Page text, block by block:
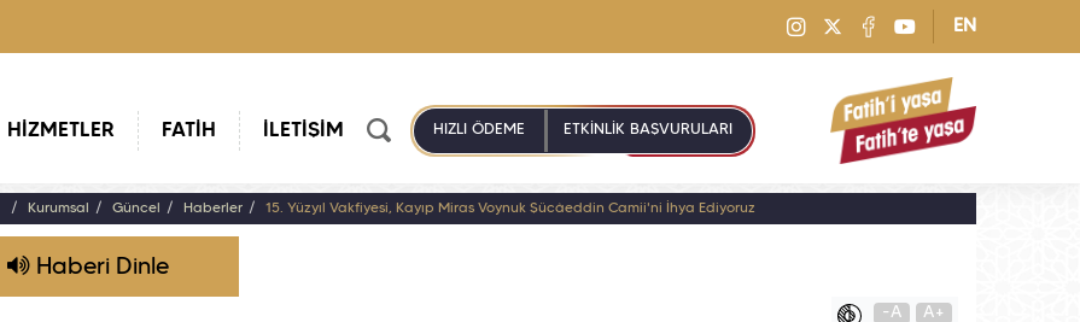
EN
HİZMETLER FATİH İLETİŞİM HIZLI ÖDEME ETKİNLİK BAŞVURULARI
Kurumsal Güncel Haberler 15. Yüzyıl Vakfiyesi, Kayıp Miras Voynuk Şücâeddin Camii'ni İhya Ediyoruz
Haberi Dinle
-A A+